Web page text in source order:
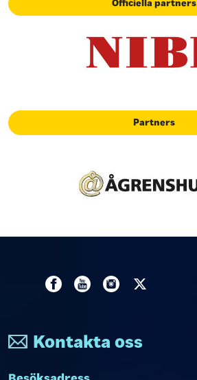
Officiella partners
Partners
Kontakta oss